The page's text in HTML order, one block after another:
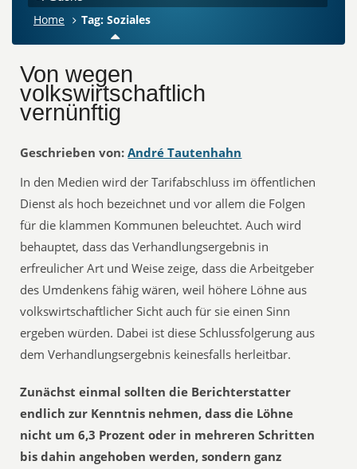
Home Tag: Soziales
Von wegen
volkswirtschaftlich
vernünftig
Geschrieben von: André Tautenhahn
In den Medien wird der Tarifabschluss im öffentlichen
Dienst als hoch bezeichnet und vor allem die Folgen
für die klammen Kommunen beleuchtet. Auch wird
behauptet, dass das Verhandlungsergebnis in
erfreulicher Art und Weise zeige, dass die Arbeitgeber
des Umdenkens fähig wären, weil höhere Löhne aus
volkswirtschaftlicher Sicht auch für sie einen Sinn
ergeben würden. Dabei ist diese Schlussfolgerung aus
dem Verhandlungsergebnis keinesfalls herleitbar.
Zunächst einmal sollten die Berichterstatter
endlich zur Kenntnis nehmen, dass die Löhne
nicht um 6,3 Prozent oder in mehreren Schritten
bis dahin angehoben werden, sondern ganz